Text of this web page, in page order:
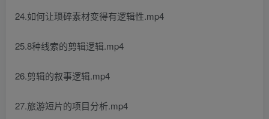
24.如何让琐碎素材变得有逻辑性.mp4
25.8种线索的剪辑逻辑.mp4
26.剪辑的叙事逻辑.mp4
27.旅游短片的项目分析.mp4